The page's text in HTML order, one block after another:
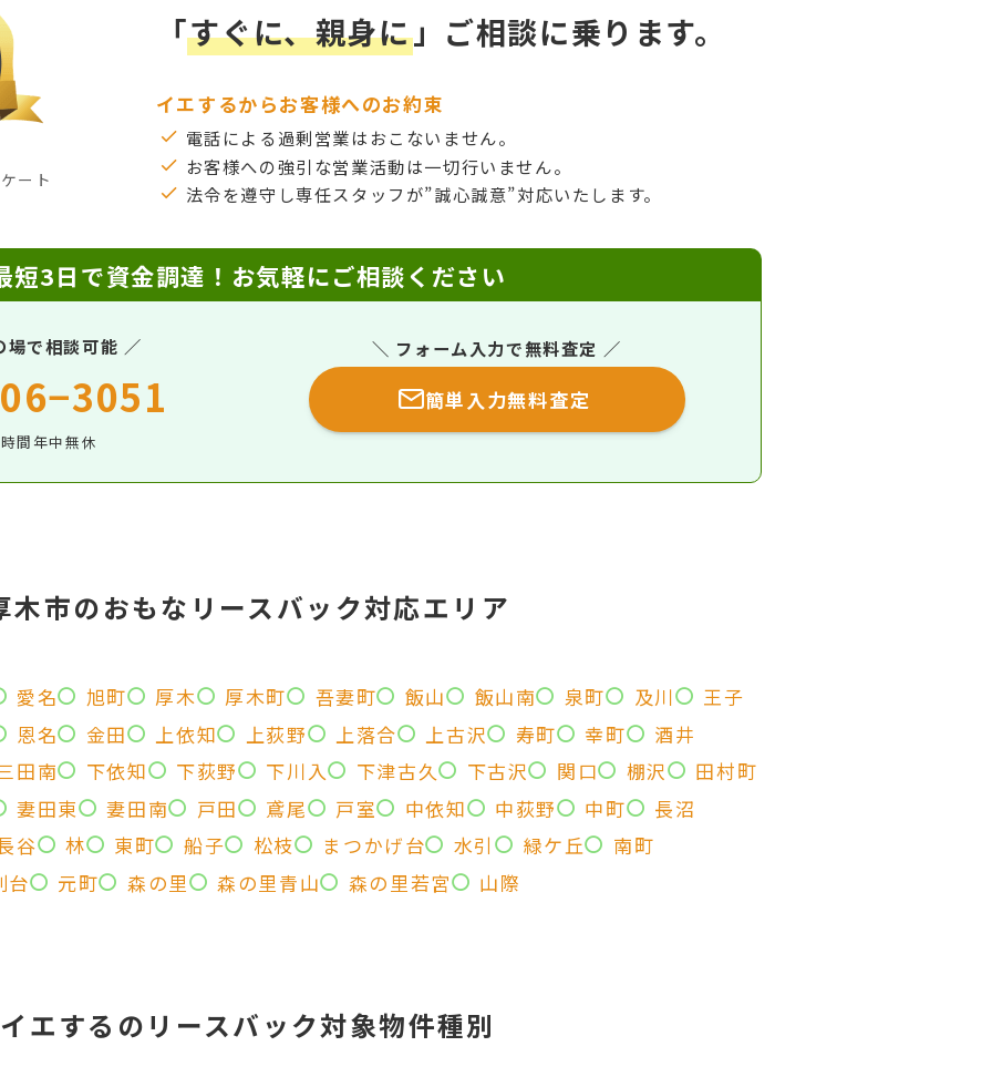
ート
「すぐに、親身に」ご相談に乗ります。
イエするからお客様へのお約束
電話による過剰営業はおこないません。
お客様への強引な営業活動は一切行いません。
法令を遵守し専任スタッフが”誠心誠意”対応いたします。
短3日で資金調達！ お気軽にご相談ください
場で相談可能 ／
間年中無休
＼ フォーム入力で無料査定 ／
簡単入力無料査定
木市のおもなリースバック対応エリア
愛名 旭町 厚木 厚木町 吾妻町 飯山 飯山南 泉町 及川
王子
恩名
金田 上依知 上荻野 上落合 上古沢 寿町 幸町
酒井
田南
下依知 下荻野 下川入 下津古久 下古沢 関口 棚沢
田村町
妻田東
妻田南 戸田 鳶尾 戸室 中依知 中荻野 中町
長沼
谷
林 東町 船子 松枝 まつかげ台 水引 緑ケ丘
南町
台
元町 森の里 森の里青山 森の里若宮 山際
イエするの リースバック対象物件種別